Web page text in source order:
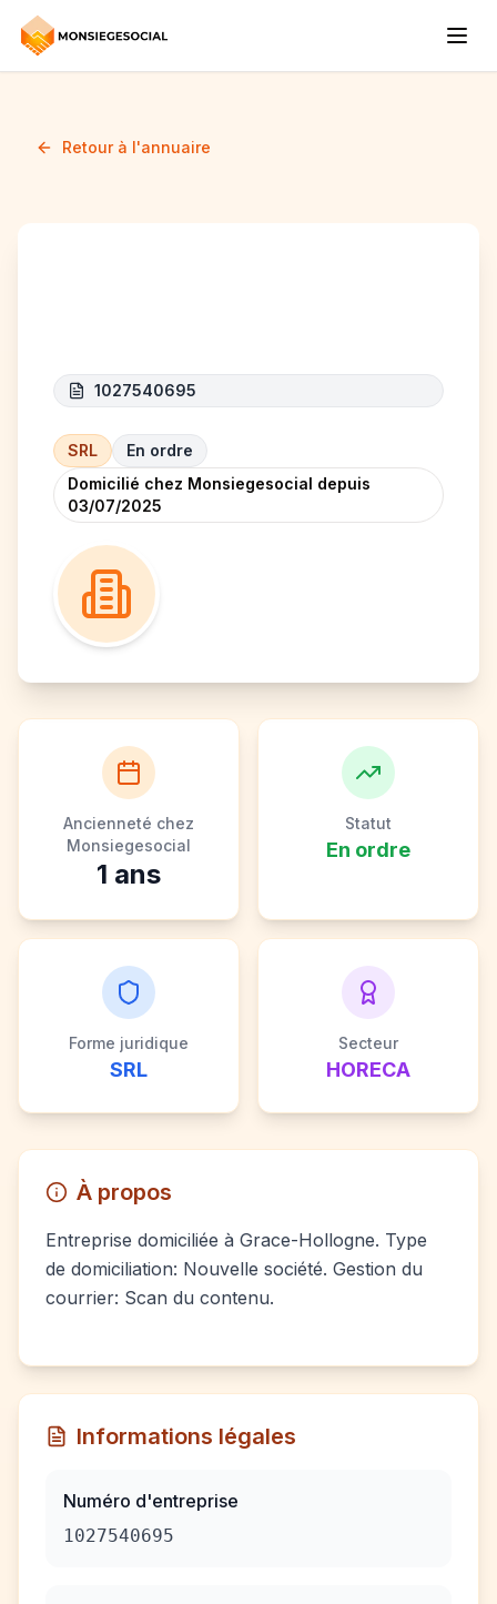
Retour à l'annuaire
1027540695
SRL
En ordre
Domicilié chez Monsiegesocial depuis
03/07/2025
Ancienneté chez
Monsiegesocial
1 ans
Statut
En ordre
Forme juridique
SRL
Secteur
HORECA
À propos
Entreprise domiciliée à Grace-Hollogne. Type
de domiciliation: Nouvelle société. Gestion du
courrier: Scan du contenu.
Informations légales
Numéro d'entreprise
1027540695